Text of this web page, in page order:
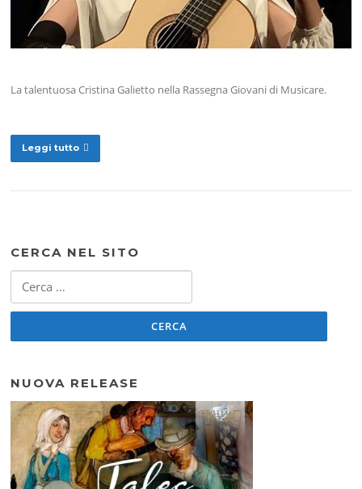
La talentuosa Cristina Galietto nella Rassegna Giovani di Musicare.
Leggi tutto
CERCA NEL SITO
per:
NUOVA RELEASE